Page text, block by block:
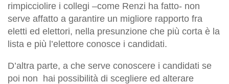
rimpicciolire i collegi –come Renzi ha fatto- non
serve affatto a garantire un migliore rapporto fra
eletti ed elettori, nella presunzione che più corta è la
lista e più l’elettore conosce i candidati.
D’altra parte, a che serve conoscere i candidati se
poi non hai possibilità di scegliere ed alterare